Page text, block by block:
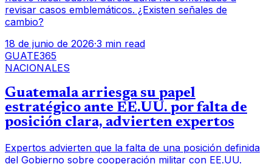
revisar casos emblemáticos. ¿Existen señales de
cambio?
18 de junio de 2026·3 min read
GUATE365
NACIONALES
Guatemala arriesga su papel
estratégico ante EE.UU. por falta de
posición clara, advierten expertos
Expertos advierten que la falta de una posición definida
del Gobierno sobre cooperación militar con EE.UU.